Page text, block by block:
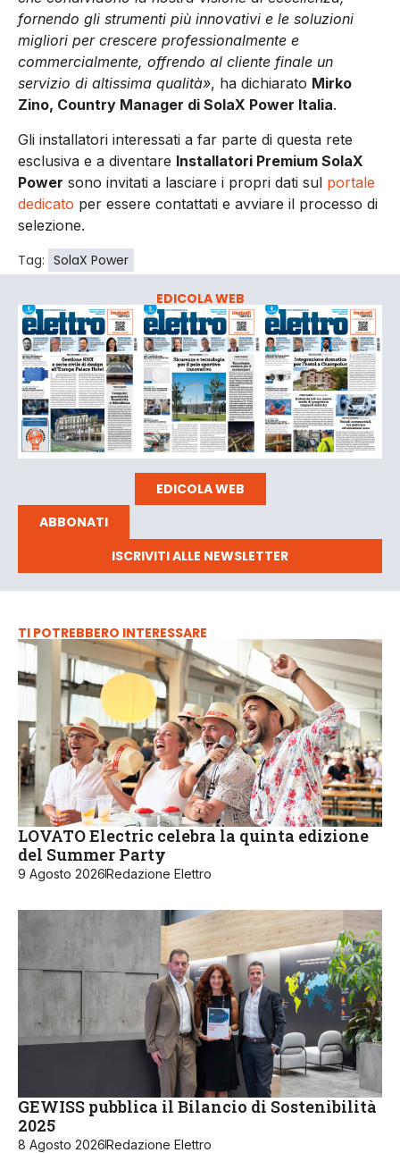
fornendo gli strumenti più innovativi e le soluzioni
migliori per crescere professionalmente e
commercialmente, offrendo al cliente finale un
servizio di altissima qualità», ha dichiarato Mirko
Zino, Country Manager di SolaX Power Italia.
Gli installatori interessati a far parte di questa rete
esclusiva e a diventare Installatori Premium SolaX
Power sono invitati a lasciare i propri dati sul portale
dedicato per essere contattati e avviare il processo di
selezione.
Tag: SolaX Power
EDICOLA WEB
EDICOLA WEB
ABBONATI
ISCRIVITI ALLE NEWSLETTER
TI POTREBBERO INTERESSARE
LOVATO Electric celebra la quinta edizione
del Summer Party
9 Agosto 2026Redazione Elettro
GEWISS pubblica il Bilancio di Sostenibilità
2025
8 Agosto 2026Redazione Elettro